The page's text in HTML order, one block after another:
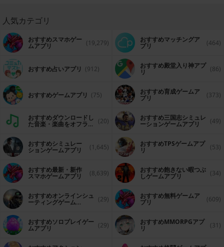
人気カテゴリ
おすすめスマホゲー
ムアプリ (19,279) おすすめマッチングア
プリ (464)
おすすめ占いアプリ (912) おすすめ殿堂入り神アプ
リ (86)
おすすめゲームアプリ (75) おすすめ育成ゲームア
プリ (373)
おすすめダウンロードし
た音楽・楽曲をオフライ (20) おすすめ三国志シミュレ
ーションゲームアプリ (49)
おすすめシミュレー
ションゲームアプリ (1,645) おすすめTPSゲームアプ
リ (53)
おすすめ最新・新作
スマホゲームアプリ (8,639) おすすめ飽きない暇つぶ
しゲームアプリ (34)
おすすめオンラインシュ
ーティングゲーム (29) おすすめ無料ゲームア
プリ (609)
おすすめソロプレイゲー
ムアプリ (29) おすすめ MMORPGアプ
リ (31)